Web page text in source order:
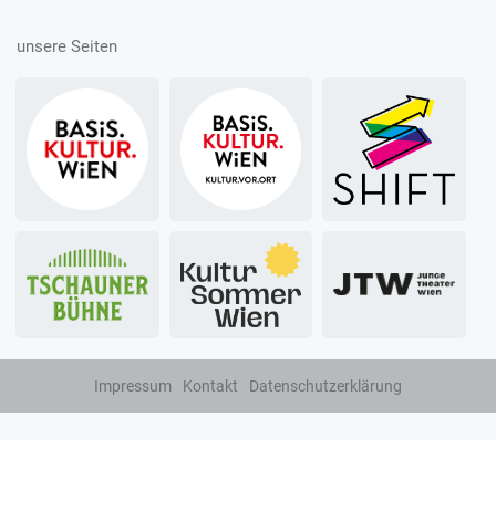
unsere Seiten
Impressum Kontakt Datenschutzerklärung